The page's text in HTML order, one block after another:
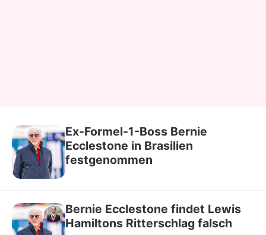
Ex-Formel-1-Boss Bernie
Ecclestone in Brasilien
festgenommen
Bernie Ecclestone findet Lewis
Hamiltons Ritterschlag falsch